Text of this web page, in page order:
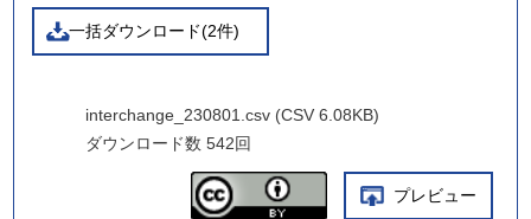
一括ダウンロード(2件)
interchange_230801.csv (CSV 6.08KB)
ダウンロード数 542回
プレビュー